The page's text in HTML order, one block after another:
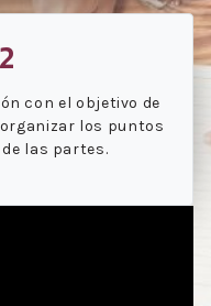
con el objetivo de
los puntos
las partes.